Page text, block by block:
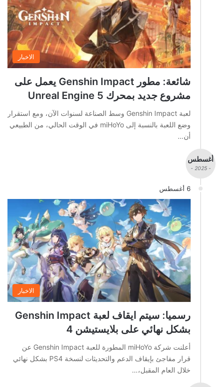
الاخبار
شائعة: مطور Genshin Impact يعمل على
مشروع جديد بمحرك Unreal Engine 5
لعبة Genshin Impact وسط الصناعة لسنوات الآن، ومع استقرار
وضع اللعبة بالنسبة إلى miHoYo في الوقت الحالي، من الطبيعي
أن…
أغسطس
- 2025 -
6 أغسطس
الاخبار
رسميا: سيتم ايقاف لعبة Genshin Impact
بشكل نهائي على بلايستيشن 4
أعلنت شركة miHoYo المطورة للعبة Genshin Impact عن
قرار مفاجئ بإيقاف الدعم والتحديثات لنسخة PS4 بشكل نهائي
خلال العام المقبل،…